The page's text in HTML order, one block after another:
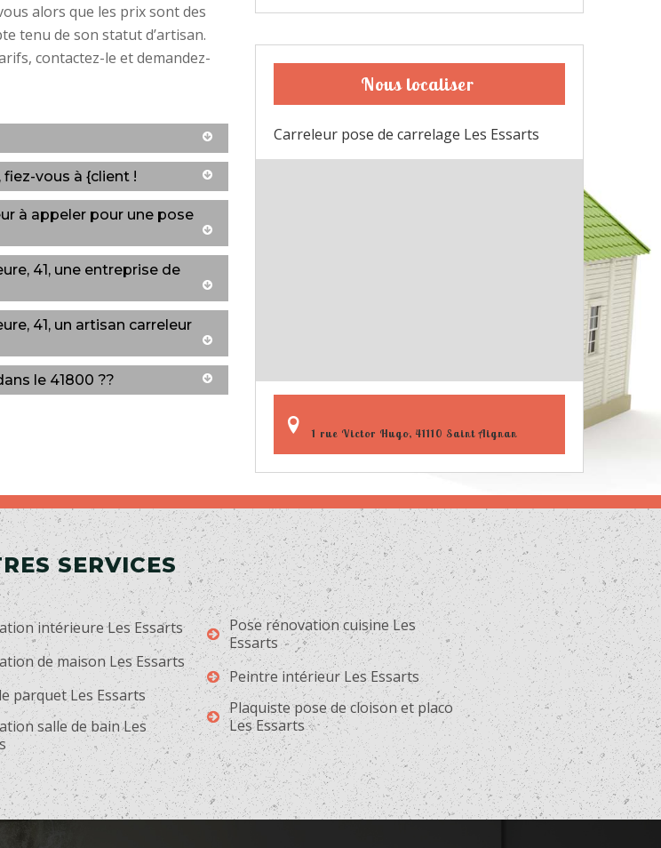
alors que les prix sont des
tenu de son statut d’artisan.
contactez-le et demandez-
vous à {client !
à appeler pour une pose
41, une entreprise de
41, un artisan carreleur
le 41800 ??
Nous localiser
Carreleur pose de carrelage Les Essarts
1 rue Victor Hugo, 41110 Saint Aignan
SERVICES
intérieure Les Essarts
de maison Les Essarts
parquet Les Essarts
salle de bain Les
Pose rénovation cuisine Les
Essarts
Peintre intérieur Les Essarts
Plaquiste pose de cloison et placo
Les Essarts